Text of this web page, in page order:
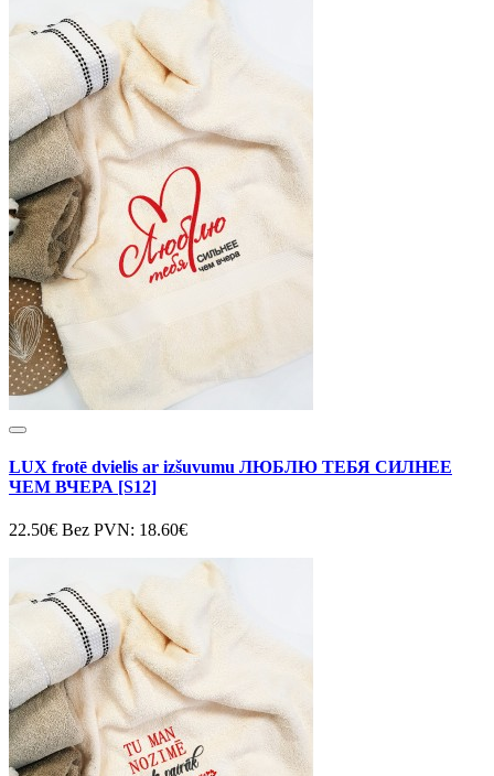
LUX frotē dvielis ar izšuvumu ЛЮБЛЮ ТЕБЯ СИЛНЕЕ
ЧЕМ ВЧЕРА [S12]
22.50€ Bez PVN: 18.60€